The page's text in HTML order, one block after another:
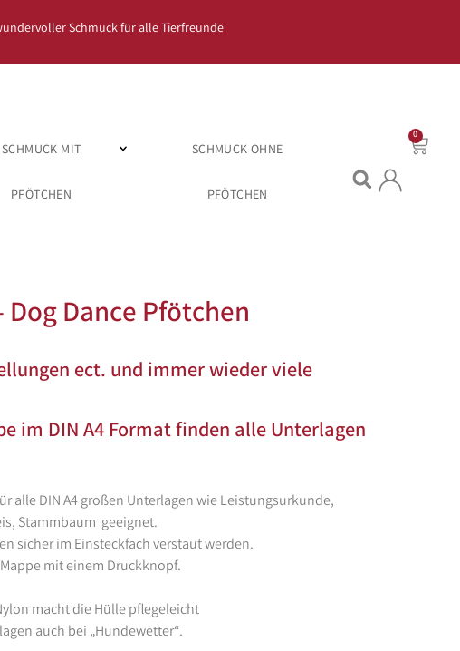
Schmuck für alle Tierfreunde
SCHMUCK MIT
PFÖTCHEN
SCHMUCK OHNE
PFÖTCHEN
0
Dog Dance Pfötchen
ect. und immer wieder viele
im DIN A4 Format finden alle Unterlagen
alle DIN A4 großen Unterlagen wie Leistungsurkunde,
Stammbaum geeignet.
sicher im Einsteckfach verstaut werden.
mit einem Druckknopf.
macht die Hülle pflegeleicht
auch bei „Hundewetter“.